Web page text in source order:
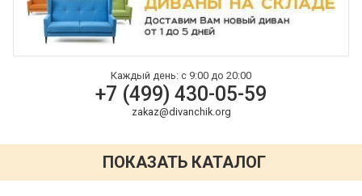
Контакты
Каждый день: с 9:00 до 20:00
+7 (499) 430-05-59
zakaz@divanchik.org
ПОКАЗАТЬ КАТАЛОГ